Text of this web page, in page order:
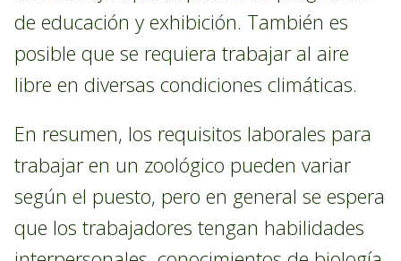
de educación y exhibición. También es
posible que se requiera trabajar al aire
libre en diversas condiciones climáticas.
En resumen, los requisitos laborales para
trabajar en un zoológico pueden variar
según el puesto, pero en general se espera
que los trabajadores tengan habilidades